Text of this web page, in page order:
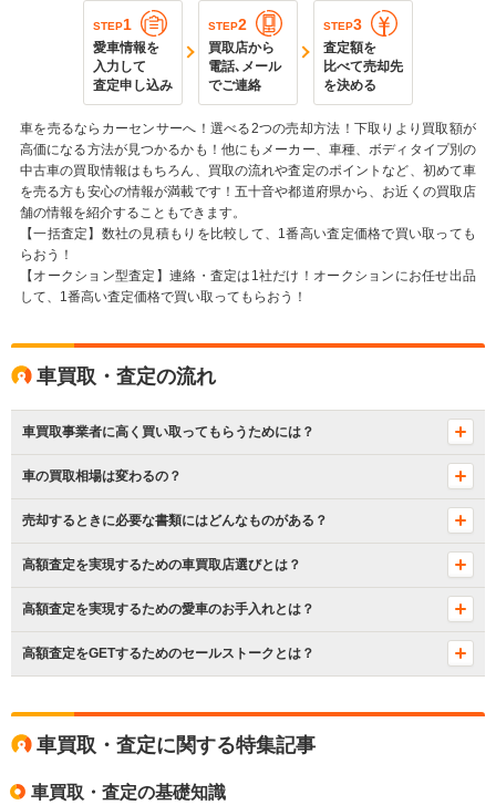
STEP1
愛車情報を
入力して
査定申し込み
STEP2
買取店から
電話､メール
でご連絡
STEP3
査定額を
比べて売却先
を決める
車を売るならカーセンサーへ！選べる2つの売却方法！下取りより買取額が
高価になる方法が見つかるかも！他にもメーカー、車種、ボディタイプ別の
中古車の買取情報はもちろん、買取の流れや査定のポイントなど、初めて車
を売る方も安心の情報が満載です！五十音や都道府県から、お近くの買取店
舗の情報を紹介することもできます。
【一括査定】数社の見積もりを比較して、1番高い査定価格で買い取っても
らおう！
【オークション型査定】連絡・査定は1社だけ！オークションにお任せ出品
して、1番高い査定価格で買い取ってもらおう！
車買取・査定の流れ
車買取事業者に高く買い取ってもらうためには？
車の買取相場は変わるの？
売却するときに必要な書類にはどんなものがある？
高額査定を実現するための車買取店選びとは？
高額査定を実現するための愛車のお手入れとは？
高額査定をGETするためのセールストークとは？
車買取・査定に関する特集記事
車買取・査定の基礎知識